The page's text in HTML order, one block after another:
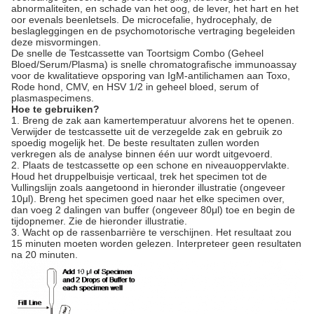
abnormaliteiten, en schade van het oog, de lever, het hart en het
oor evenals beenletsels. De microcefalie, hydrocephaly, de
beslagleggingen en de psychomotorische vertraging begeleiden
deze misvormingen.
De snelle de Testcassette van Toortsigm Combo (Geheel
Bloed/Serum/Plasma) is snelle chromatografische immunoassay
voor de kwalitatieve opsporing van IgM-antilichamen aan Toxo,
Rode hond, CMV, en HSV 1/2 in geheel bloed, serum of
plasmaspecimens.
Hoe te gebruiken?
1. Breng de zak aan kamertemperatuur alvorens het te openen.
Verwijder de testcassette uit de verzegelde zak en gebruik zo
spoedig mogelijk het. De beste resultaten zullen worden
verkregen als de analyse binnen één uur wordt uitgevoerd.
2. Plaats de testcassette op een schone en niveauoppervlakte.
Houd het druppelbuisje verticaal, trek het specimen tot de
Vullingslijn zoals aangetoond in hieronder illustratie (ongeveer
10μl). Breng het specimen goed naar het elke specimen over,
dan voeg 2 dalingen van buffer (ongeveer 80μl) toe en begin de
tijdopnemer. Zie de hieronder illustratie.
3. Wacht op de rassenbarrière te verschijnen. Het resultaat zou
15 minuten moeten worden gelezen. Interpreteer geen resultaten
na 20 minuten.